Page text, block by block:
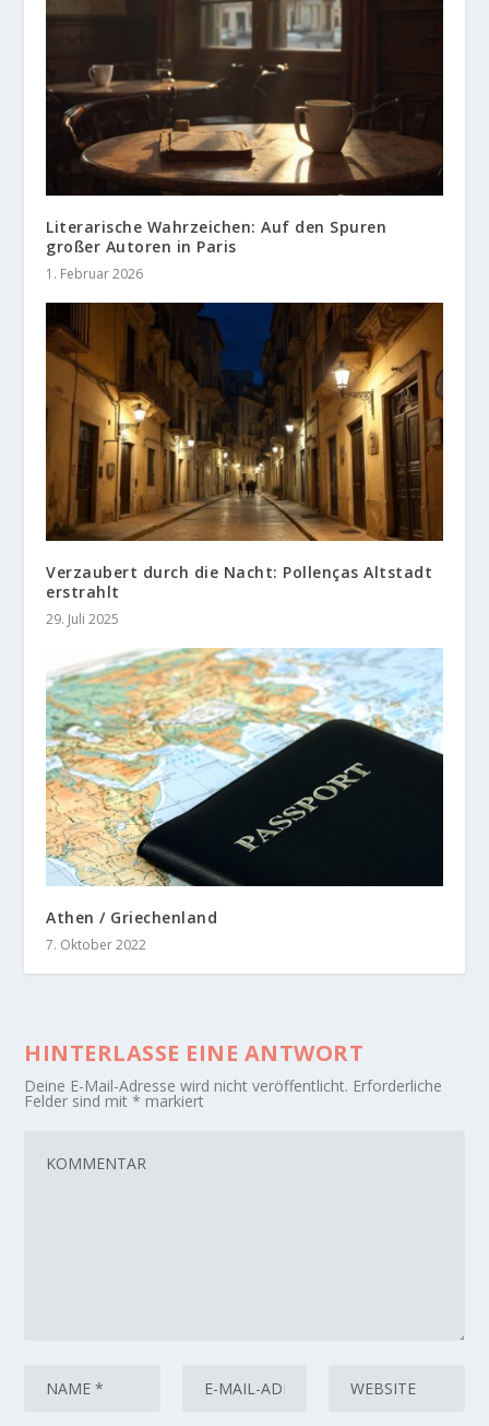
Literarische Wahrzeichen: Auf den Spuren
großer Autoren in Paris
1. Februar 2026
Verzaubert durch die Nacht: Pollenças Altstadt
erstrahlt
29. Juli 2025
Athen / Griechenland
7. Oktober 2022
HINTERLASSE EINE ANTWORT
Deine E-Mail-Adresse wird nicht veröffentlicht. Erforderliche
Felder sind mit* markiert